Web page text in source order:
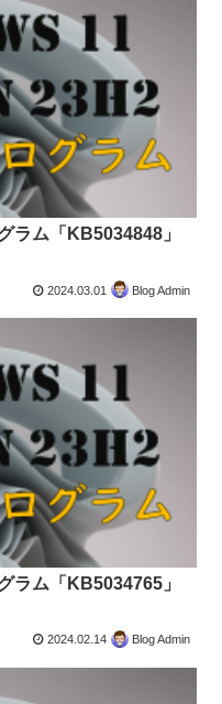
ラム「KB5034848」
2024.03.01 Blog Admin
ラム「KB5034765」
2024.02.14 Blog Admin